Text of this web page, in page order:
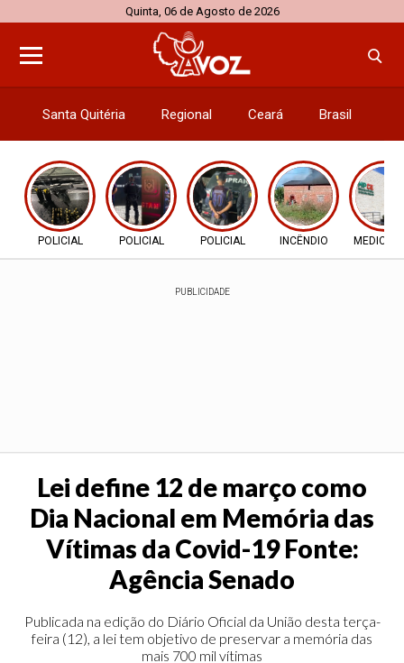
Quinta, 06 de Agosto de 2026
Santa Quitéria Regional Ceará Brasil
POLICIAL POLICIAL POLICIAL INCÊNDIO
PUBLICIDADE
Lei define 12 de março como
Dia Nacional em Memória das
Vítimas da Covid-19 Fonte:
Agência Senado
Publicada na edição do Diário Oficial da União desta terça-
feira (12), a lei tem objetivo de preservar a memória das
mais 700 mil vítimas